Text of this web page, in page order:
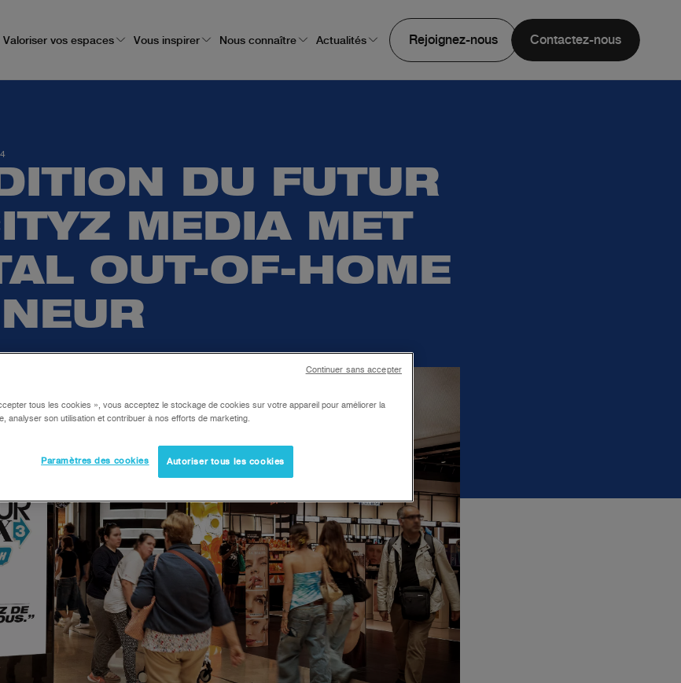
Valoriser vos espaces Vous inspirer Nous connaître Actualités Rejoignez-nous Contactez-nous
DU FUTUR
MEDIA MET
OUT-OF-HOME
tous les cookies », vous acceptez le stockage de cookies sur votre appareil pour améliorer la
analyser son utilisation et contribuer à nos efforts de marketing.
Paramètres des cookies Autoriser tous les cookies
Continuer sans accepter